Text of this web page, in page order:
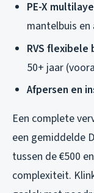
PE-X
mantelbuis en
RVS flexibele
50+ jaar
Afpersen en
Een complete
een gemiddelde
tussen de €500
complexiteit.